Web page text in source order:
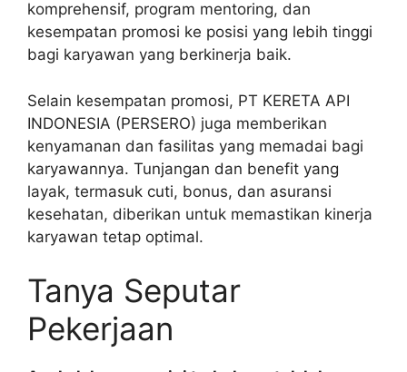
komprehensif, program mentoring, dan
kesempatan promosi ke posisi yang lebih tinggi
bagi karyawan yang berkinerja baik.
Selain kesempatan promosi, PT KERETA API
INDONESIA (PERSERO) juga memberikan
kenyamanan dan fasilitas yang memadai bagi
karyawannya. Tunjangan dan benefit yang
layak, termasuk cuti, bonus, dan asuransi
kesehatan, diberikan untuk memastikan kinerja
karyawan tetap optimal.
Tanya Seputar
Pekerjaan